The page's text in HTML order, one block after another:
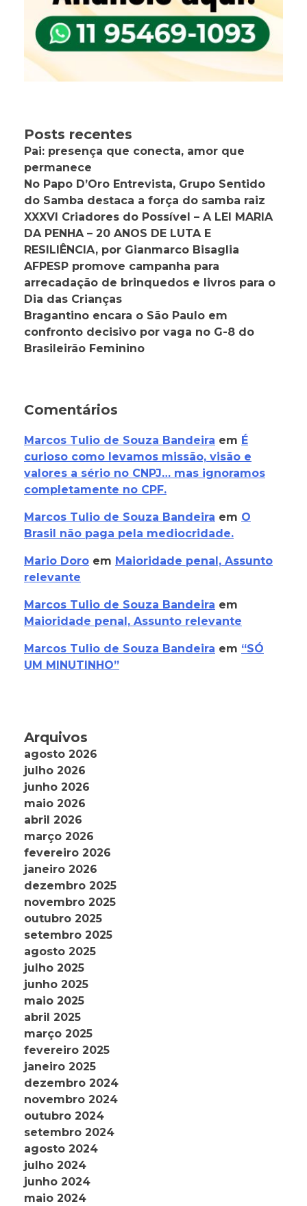
Posts recentes
Pai: presença que conecta, amor que
permanece
No Papo D’Oro Entrevista, Grupo Sentido
do Samba destaca a força do samba raiz
XXXVI Criadores do Possível – A LEI MARIA
DA PENHA – 20 ANOS DE LUTA E
RESILIÊNCIA, por Gianmarco Bisaglia
AFPESP promove campanha para
arrecadação de brinquedos e livros para o
Dia das Crianças
Bragantino encara o São Paulo em
confronto decisivo por vaga no G-8 do
Brasileirão Feminino
Comentários
Marcos Tulio de Souza Bandeira em É
curioso como levamos missão, visão e
valores a sério no CNPJ… mas ignoramos
completamente no CPF.
Marcos Tulio de Souza Bandeira em O
Brasil não paga pela mediocridade.
Mario Doro em Maioridade penal, Assunto
relevante
Marcos Tulio de Souza Bandeira em
Maioridade penal, Assunto relevante
Marcos Tulio de Souza Bandeira em “SÓ
UM MINUTINHO”
Arquivos
agosto 2026
julho 2026
junho 2026
maio 2026
abril 2026
março 2026
fevereiro 2026
janeiro 2026
dezembro 2025
novembro 2025
outubro 2025
setembro 2025
agosto 2025
julho 2025
junho 2025
maio 2025
abril 2025
março 2025
fevereiro 2025
janeiro 2025
dezembro 2024
novembro 2024
outubro 2024
setembro 2024
agosto 2024
julho 2024
junho 2024
maio 2024